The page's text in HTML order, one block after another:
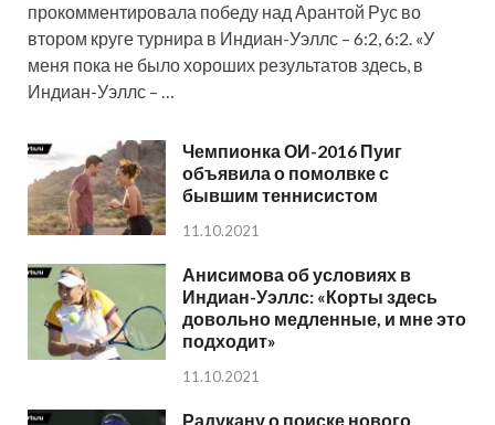
прокомментировала победу над Арантой Рус во
втором круге турнира в Индиан-Уэллс – 6:2, 6:2. «У
меня пока не было хороших результатов здесь, в
Индиан-Уэллс – …
Чемпионка ОИ-2016 Пуиг
объявила о помолвке с
бывшим теннисистом
11.10.2021
Анисимова об условиях в
Индиан-Уэллс: «Корты здесь
довольно медленные, и мне это
подходит»
11.10.2021
Радукану о поиске нового